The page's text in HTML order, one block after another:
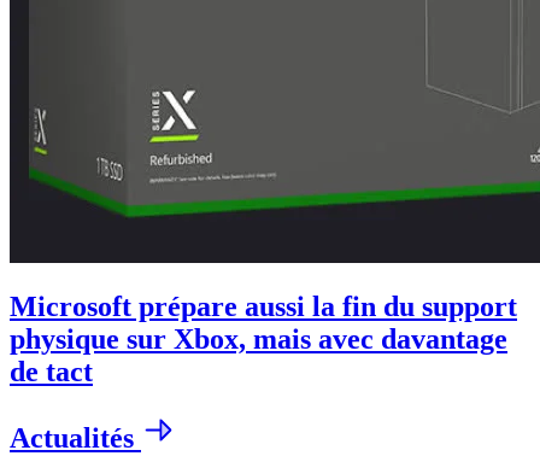
Microsoft prépare aussi la fin du support
physique sur Xbox, mais avec davantage
de tact
Actualités